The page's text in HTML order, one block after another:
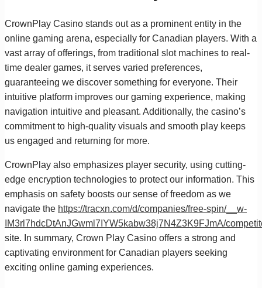
CrownPlay Casino stands out as a prominent entity in the
online gaming arena, especially for Canadian players. With a
vast array of offerings, from traditional slot machines to real-
time dealer games, it serves varied preferences,
guaranteeing we discover something for everyone. Their
intuitive platform improves our gaming experience, making
navigation intuitive and pleasant. Additionally, the casino’s
commitment to high-quality visuals and smooth play keeps
us engaged and returning for more.
CrownPlay also emphasizes player security, using cutting-
edge encryption technologies to protect our information. This
emphasis on safety boosts our sense of freedom as we
navigate the https://tracxn.com/d/companies/free-spin/__w-
IM3rl7hdcDtAnJGwml7IYW5kabw38j7N4Z3K9FJmA/
site. In summary, Crown Play Casino offers a strong and
captivating environment for Canadian players seeking
exciting online gaming experiences.